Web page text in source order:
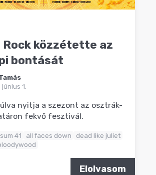
Rock közzétette az
bontását
1.
nyitja a szezont az osztrák-
fekvő fesztivál.
sum 41 all faces down
dead like juliet
Elolvasom